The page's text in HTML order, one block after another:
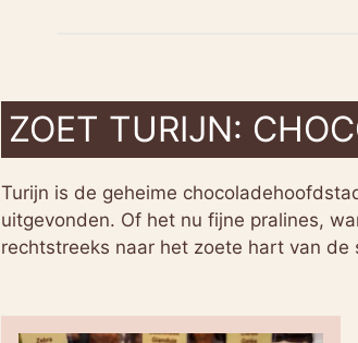
ZOET TURIJN:
Turijn is de geheime
uitgevonden. Of het nu fijne pralines,
rechtstreeks naar het zoete hart van de